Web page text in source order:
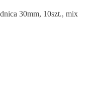
30mm, 10szt., mix